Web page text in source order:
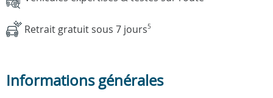
Retrait gratuit sous 7 jours5
Informations générales